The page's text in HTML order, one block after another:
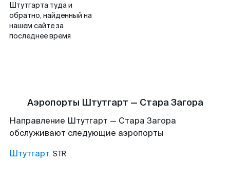
Штутгарта туда и
обратно, найденный на
нашем сайте за
последнее время
Аэропорты Штутгарт — Стара Загора
Направление Штутгарт — Стара Загора
обслуживают следующие аэропорты
Штутгарт STR